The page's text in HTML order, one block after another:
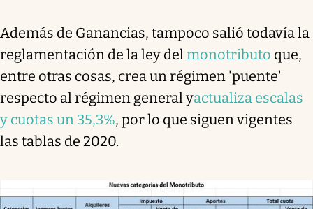
Además de Ganancias, tampoco salió todavía la
reglamentación de la ley delmonotributo que,
entre otras cosas, crea un régimen 'puente'
respecto al régimen general yactualiza escalas
y cuotas un 35,3%, por lo que siguen vigentes
las tablas de 2020.